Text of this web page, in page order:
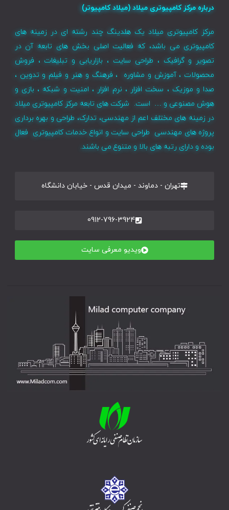
درباره مرکز کامپیوتری میلاد (میلاد کامپیوتر)
مرکز کامپیوتری میلاد یک هلدینگ چند رشته ای در زمینه های
کامپیوتری می باشد، که فعالیت اصلی بخش های تابعه آن در
تصویر و گرافیک ، طراحی سایت ، بازاریابی و تبلیغات ، فروش
محصولات ، آموزش و مشاوره ، فرهنگ و هنر و فیلم و تدوین ،
صدا و موزیک ، سخت افزار ، نرم افزار ، امنیت و شبکه ، بازی و
هوش مصنوعی و … است. شرکت های تابعه مرکز کامپیوتری میلاد
در زمینه های مختلف اعم از مهندسی، تدارک، طراحی و بهره برداری
پروژه های مهندسی طراحی سایت و انواع خدمات کامپیوتری فعال
بوده و دارای رتبه های بالا و متنوع می باشند.
تهران - دماوند - میدان قدس - خیابان دانشگاه
0912-796-3924
ویدیو معرفی سایت